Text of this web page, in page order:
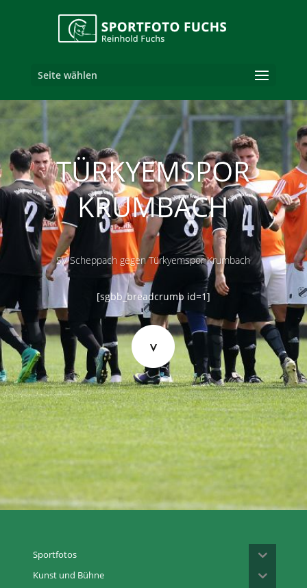
Seite wählen
TÜRKYEMSPOR
KRUMBACH
SV Scheppach gegen Türkyemspor Krumbach
[sgbb_breadcrumb id=1]
Sportfotos
Kunst und Bühne